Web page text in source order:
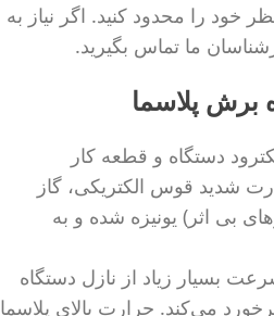
خود را محدود کنید. اگر نیاز به
ما تماس بگیرید.
برش پلاسما
دستگاه و قطعه کار
شدید قوس الکتریکی، گاز
بی اثر) یونیزه شده و به
بسیار زیاد از نازل دستگاه
می‌کند. حرارت بالای پلاسما